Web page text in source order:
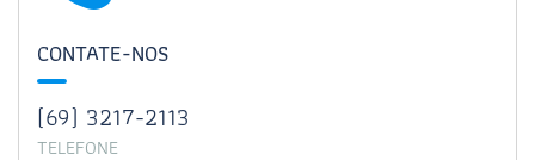
CONTATE-NOS
(69) 3217-2113
TELEFONE